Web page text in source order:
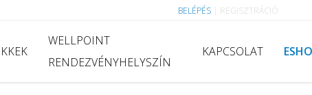
BELÉPÉS REGISZTRÁCIÓ
WELLPOINT
RENDEZVÉNYHELYSZÍN
KAPCSOLAT